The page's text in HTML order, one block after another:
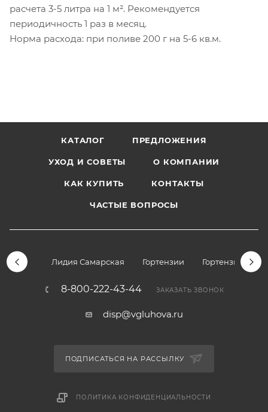
расчета 3-5 литра на 1 м². Рекомендуется
периодичность 1 раз в месяц.
Норма расхода: при поливе 200 г на 5-6 кв.м.
КАТАЛОГ ПРЕДЛОЖЕНИЯ
УХОД И СОВЕТЫ О КОМПАНИИ
КАК КУПИТЬ КОНТАКТЫ
ЧАСТЫЕ ВОПРОСЫ
Лидия Самарская Гортензии Гортензии
8-800-222-43-44 ЗАКАЗАТЬ ЗВОНОК
disp@vgluhova.ru
ПОДПИСАТЬСЯ НА РАССЫЛКУ
ПОЛИТИКА КОНФИДЕНЦИАЛЬНОСТИ